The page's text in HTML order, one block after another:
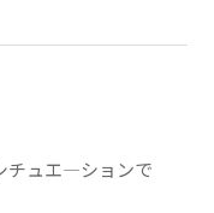
チュエ―ションで